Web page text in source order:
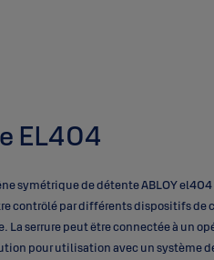
EL404
symétrique de détente ABLOY
contrôlé par différents dispositifs de
serrure peut être connectée à un
pour utilisation avec un système